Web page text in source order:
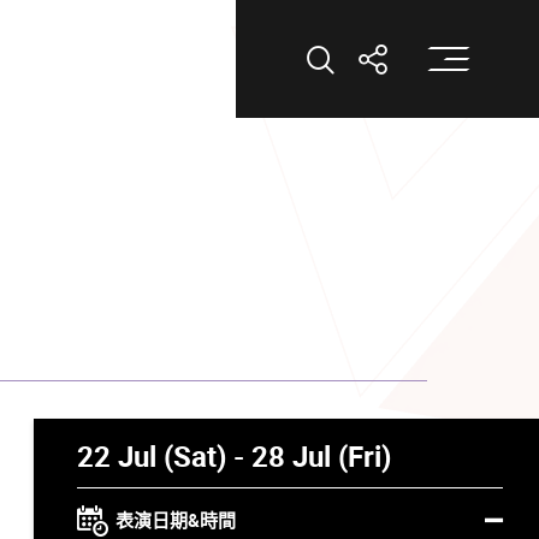
打開搜索打開分享打
22 Jul (Sat) - 28 Jul (Fri)
表演日期&時間